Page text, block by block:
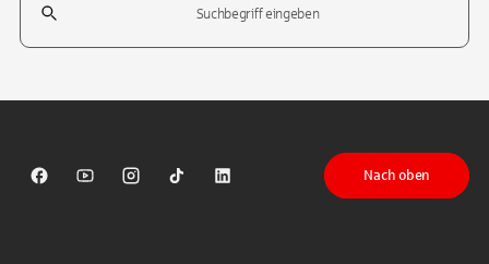
Sparkasse auf Facebook
Sparkasse auf Youtube
Sparkasse auf Instagram
Sparkasse auf TikTok
Sparkasse auf LinkedIn
Nach oben